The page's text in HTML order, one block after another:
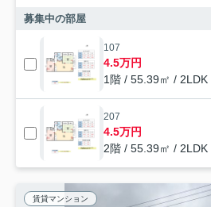
募集中の部屋
107
4.5万円
1階 / 55.39㎡ / 2LDK
207
4.5万円
2階 / 55.39㎡ / 2LDK
賃貸マンション